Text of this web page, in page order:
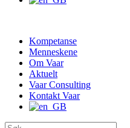
Kompetanse
Menneskene
Om Vaar
Aktuelt
Vaar Consulting
Kontakt Vaar